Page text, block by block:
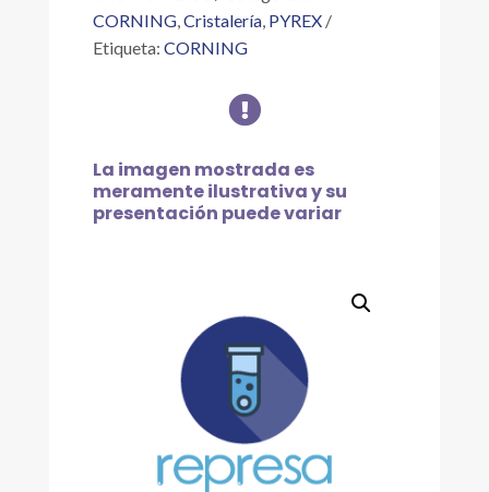
CORTA,
ENVOLTURA
TAPÓN,
DE
50.0X0.5
CORNING,Cristalería, PYREX
Etiqueta: CORNING

La imagen mostrada es
meramente ilustrativa y su
presentación puede variar